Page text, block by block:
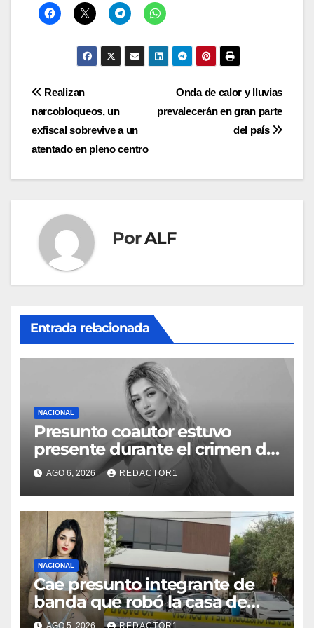
Navegación
de
entradas
Onda de calor y lluvias
prevalecerán en gran parte
del país
Realizan
narcobloqueos, un
exfiscal sobrevive a un
atentado en pleno centro
PorALF
Entrada relacionada
NACIONAL
Presunto coautor estuvo
presente durante el crimen de
Valeria Márquez: Fiscalía
AGO 6, 2026 REDACTOR1
NACIONAL
Cae presunto integrante de
banda que robó la casa de
Karely Ruiz